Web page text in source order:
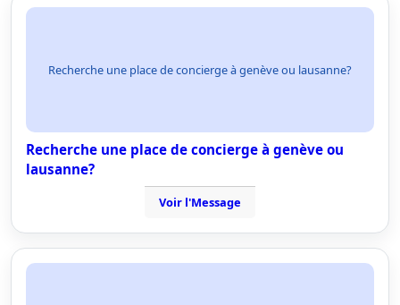
Recherche une place de concierge à genève ou lausanne?
Recherche une place de concierge à genève ou
lausanne?
Voir l'Message